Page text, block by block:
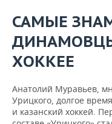
САМЫЕ
ХОККЕЕ
Анатолий Муравьев,
Урицкого, долгое
и казанский хоккей.